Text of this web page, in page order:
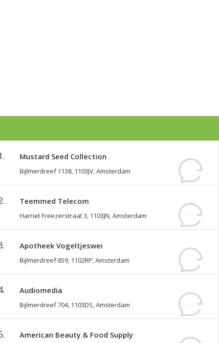
Mustard Seed Collection
Bijlmerdreef 1138, 1103JV, Amsterdam -
Teemmed Telecom
Harriet Freezerstraat 3, 1103JN, Amsterdam -
Apotheek Vogeltjeswei
Bijlmerdreef 659, 1102RP, Amsterdam -
Audiomedia
Bijlmerdreef 704, 1103DS, Amsterdam -
American Beauty & Food Supply